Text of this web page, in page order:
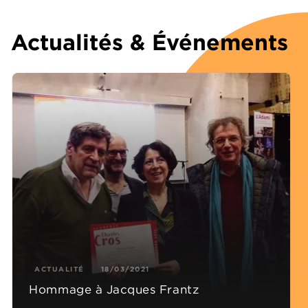
Actualités & Événements
ACTUALITÉ 18/03/2021
Hommage à Jacques Frantz